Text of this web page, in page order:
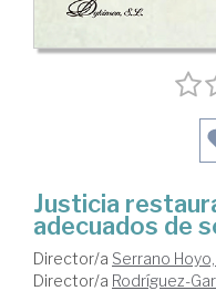
Justicia
adecuados de
Director/a Serrano
Director/a Rodríguez-